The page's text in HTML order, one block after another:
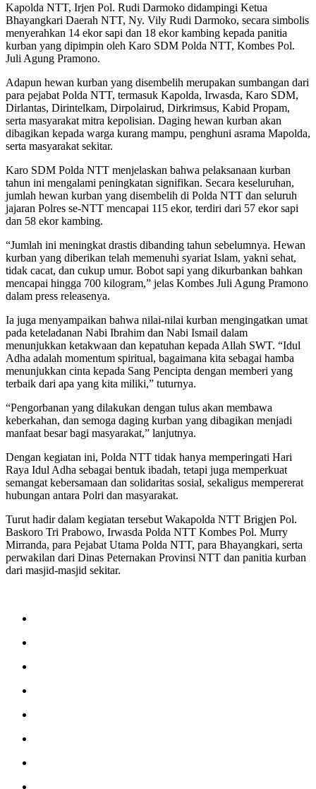
Kapolda NTT, Irjen Pol. Rudi Darmoko didampingi Ketua
Bhayangkari Daerah NTT, Ny. Vily Rudi Darmoko, secara simbolis
menyerahkan 14 ekor sapi dan 18 ekor kambing kepada panitia
kurban yang dipimpin oleh Karo SDM Polda NTT, Kombes Pol.
Juli Agung Pramono.
Adapun hewan kurban yang disembelih merupakan sumbangan dari
para pejabat Polda NTT, termasuk Kapolda, Irwasda, Karo SDM,
Dirlantas, Dirintelkam, Dirpolairud, Dirkrimsus, Kabid Propam,
serta masyarakat mitra kepolisian. Daging hewan kurban akan
dibagikan kepada warga kurang mampu, penghuni asrama Mapolda,
serta masyarakat sekitar.
Karo SDM Polda NTT menjelaskan bahwa pelaksanaan kurban
tahun ini mengalami peningkatan signifikan. Secara keseluruhan,
jumlah hewan kurban yang disembelih di Polda NTT dan seluruh
jajaran Polres se-NTT mencapai 115 ekor, terdiri dari 57 ekor sapi
dan 58 ekor kambing.
“Jumlah ini meningkat drastis dibanding tahun sebelumnya. Hewan
kurban yang diberikan telah memenuhi syariat Islam, yakni sehat,
tidak cacat, dan cukup umur. Bobot sapi yang dikurbankan bahkan
mencapai hingga 700 kilogram,” jelas Kombes Juli Agung Pramono
dalam press releasenya.
Ia juga menyampaikan bahwa nilai-nilai kurban mengingatkan umat
pada keteladanan Nabi Ibrahim dan Nabi Ismail dalam
menunjukkan ketakwaan dan kepatuhan kepada Allah SWT. “Idul
Adha adalah momentum spiritual, bagaimana kita sebagai hamba
menunjukkan cinta kepada Sang Pencipta dengan memberi yang
terbaik dari apa yang kita miliki,” tuturnya.
“Pengorbanan yang dilakukan dengan tulus akan membawa
keberkahan, dan semoga daging kurban yang dibagikan menjadi
manfaat besar bagi masyarakat,” lanjutnya.
Dengan kegiatan ini, Polda NTT tidak hanya memperingati Hari
Raya Idul Adha sebagai bentuk ibadah, tetapi juga memperkuat
semangat kebersamaan dan solidaritas sosial, sekaligus mempererat
hubungan antara Polri dan masyarakat.
Turut hadir dalam kegiatan tersebut Wakapolda NTT Brigjen Pol.
Baskoro Tri Prabowo, Irwasda Polda NTT Kombes Pol. Murry
Mirranda, para Pejabat Utama Polda NTT, para Bhayangkari, serta
perwakilan dari Dinas Peternakan Provinsi NTT dan panitia kurban
dari masjid-masjid sekitar.